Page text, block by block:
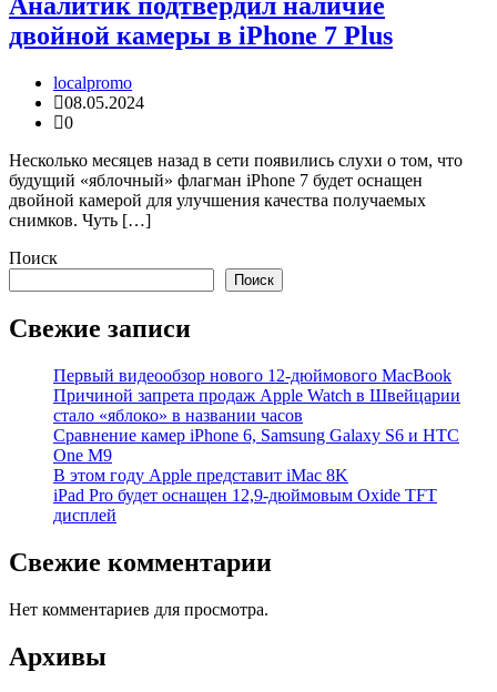
двойной камеры в iPhone 7 Plus
localpromo
08.05.2024
0
Несколько месяцев назад в сети появились слухи о том, что
будущий «яблочный» флагман iPhone 7 будет оснащен
двойной камерой для улучшения качества получаемых
снимков. Чуть […]
Поиск
Поиск
Свежие записи
Первый видеообзор нового 12-дюймового MacBook
Причиной запрета продаж Apple Watch в Швейцарии
стало «яблоко» в названии часов
Cравнение камер iPhone 6, Samsung Galaxy S6 и HTC
One M9
В этом году Apple представит iMac 8K
iPad Pro будет оснащен 12,9-дюймовым Oxide TFT
дисплей
Свежие комментарии
Нет комментариев для просмотра.
Архивы